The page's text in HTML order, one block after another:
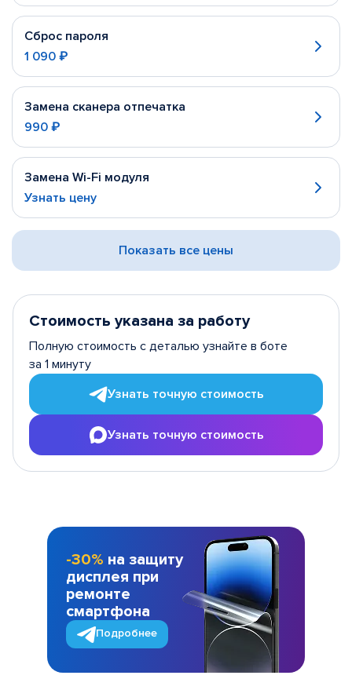
Сброс пароля
1 090 ₽
Замена сканера отпечатка
990 ₽
Замена Wi-Fi модуля
Узнать цену
Показать все цены
Стоимость указана за работу
Полную стоимость с деталью узнайте в боте
за 1 минуту
Узнать точную стоимость
Узнать точную стоимость
-30% на защиту
дисплея при
ремонте
смартфона
Подробнее